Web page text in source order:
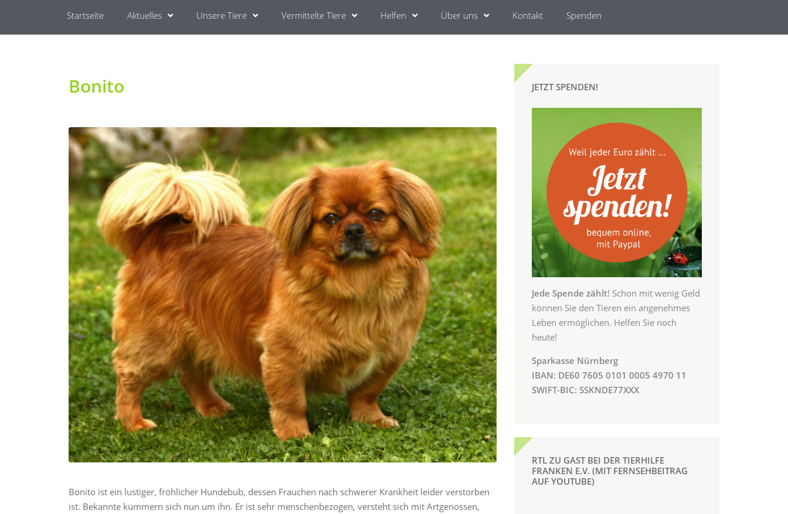
Startseite Aktuelles Unsere Tiere Vermittelte Tiere Helfen Über uns Kontakt Spenden
Bonito
Bonito ist ein lustiger, fröhlicher Hundebub, dessen Frauchen nach schwerer Krankheit leider verstorben
ist. Bekannte kümmern sich nun um ihn. Er ist sehr menschenbezogen, versteht sich mit Artgenossen,
JETZT SPENDEN!
Jede Spende zählt! Schon mit wenig Geld
können Sie den Tieren ein angenehmes
Leben ermöglichen. Helfen Sie noch
heute!
Sparkasse Nürnberg
IBAN: DE60 7605 0101 0005 4970 11
SWIFT-BIC: SSKNDE77XXX
RTL ZU GAST BEI DER TIERHILFE
FRANKEN E.V. (MIT FERNSEHBEITRAG
AUF YOUTUBE)